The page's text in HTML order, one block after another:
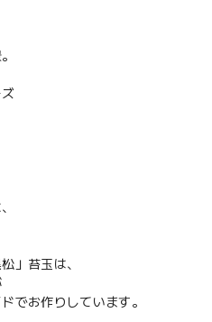
」苔玉は、
でお作りしています。